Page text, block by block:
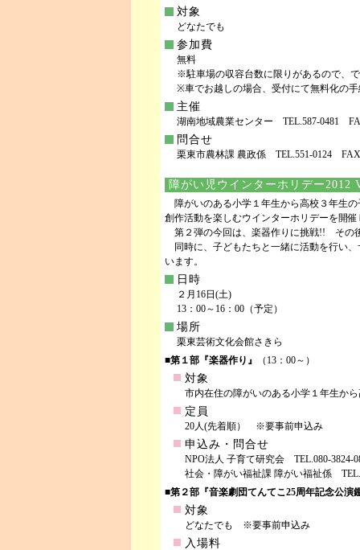
対象
どなたでも
参加費
無料
※駐車場の収容台数に限りがあるので、
※車でお越しの場合、受付にて無料化の
主催
湖南地域農業センター TEL.587-0481
問合せ
栗東市農林課 農政係 TEL.551-0124
障がい児ウインターホリデー
障がいのある小学１年生から高校３年生
創作活動を楽しむウインターホリデーを開催
第２弾の今回は、楽器作りに挑戦!! その
同時に、子どもたちと一緒に活動を行い
います。
日時
２月16日(土)
13：00～16：00（予定）
場所
栗東芸術文化会館さきら
■第１部『楽器作り』
（13：00～）
対象
市内在住の障がいのある小学１年生か
定員
20人(先着順） ※要事前申込み
申込み・問合せ
NPO法人 子育て研究会 TEL.080-3824-
社会・障がい福祉課 障がい福祉係
■第２部『音楽劇団てんてこ25周年記念公演
対象
どなたでも ※要事前申込み
入場料